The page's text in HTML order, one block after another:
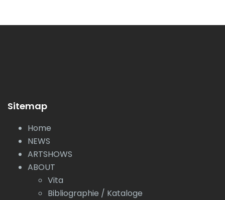
Sitemap
Home
NEWS
ARTSHOWS
ABOUT
Vita
Bibliographie / Kataloge